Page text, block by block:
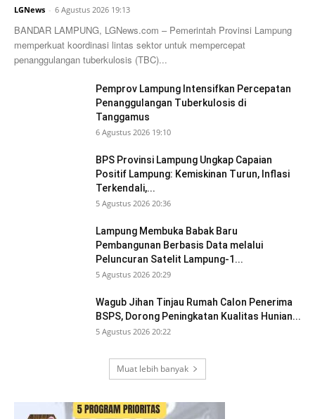
LGNews - 6 Agustus 2026 19:13
BANDAR LAMPUNG, LGNews.com – Pemerintah Provinsi Lampung
memperkuat koordinasi lintas sektor untuk mempercepat
penanggulangan tuberkulosis (TBC)...
Pemprov Lampung Intensifkan Percepatan
Penanggulangan Tuberkulosis di
Tanggamus
6 Agustus 2026 19:10
BPS Provinsi Lampung Ungkap Capaian
Positif Lampung: Kemiskinan Turun, Inflasi
Terkendali,...
5 Agustus 2026 20:36
Lampung Membuka Babak Baru
Pembangunan Berbasis Data melalui
Peluncuran Satelit Lampung-1...
5 Agustus 2026 20:29
Wagub Jihan Tinjau Rumah Calon Penerima
BSPS, Dorong Peningkatan Kualitas Hunian...
5 Agustus 2026 20:22
Muat lebih banyak